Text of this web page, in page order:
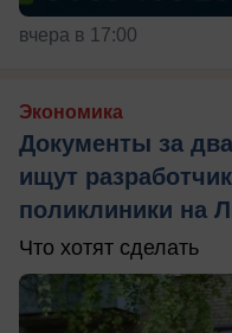
вчера в 17:00
Экономика
Документы за
ищут
поликлиники на
Что хотят сделать